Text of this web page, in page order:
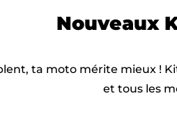
Nouveaux
ta moto mérite mieux !
et tous les